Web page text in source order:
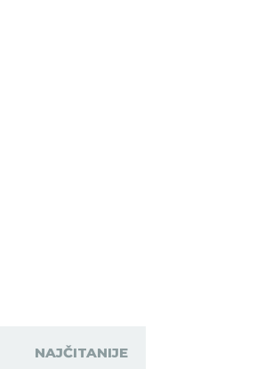
NAJČITANIJE